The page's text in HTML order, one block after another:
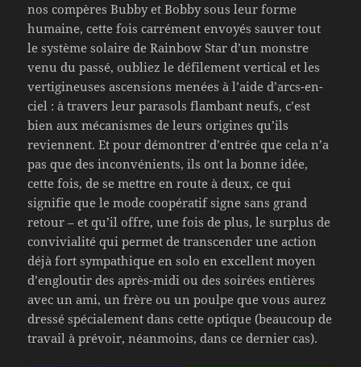
nos compères Bubby et Bobby sous leur forme
humaine, cette fois carrément envoyés sauver tout
le système solaire de Rainbow Star d’un monstre
venu du passé, oubliez le défilement vertical et les
vertigineuses ascensions menées à l’aide d’arcs-en-
ciel : à travers leur parasols flambant neufs, c’est
bien aux mécanismes de leurs origines qu’ils
reviennent. Et pour démontrer d’entrée que cela n’a
pas que des inconvénients, ils ont la bonne idée,
cette fois, de se mettre en route à deux, ce qui
signifie que le mode coopératif signe sans grand
retour – et qu’il offre, une fois de plus, le surplus de
convivialité qui permet de transcender une action
déjà fort sympathique en solo en excellent moyen
d’engloutir des après-midi ou des soirées entières
avec un ami, un frère ou un poulpe que vous aurez
dressé spécialement dans cette optique (beaucoup de
travail à prévoir, néanmoins, dans ce dernier cas).